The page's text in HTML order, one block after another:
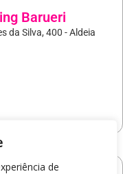
de
Barueri
da Silva, 400 - Aldeia